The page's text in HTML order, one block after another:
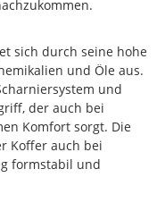
sich durch seine hohe
und Öle aus.
und
der auch bei
Komfort sorgt. Die
Koffer auch bei
formstabil und